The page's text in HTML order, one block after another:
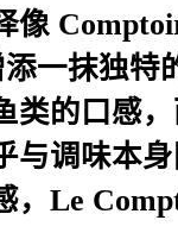
像
一抹独特
类的口感
与调味本
Le